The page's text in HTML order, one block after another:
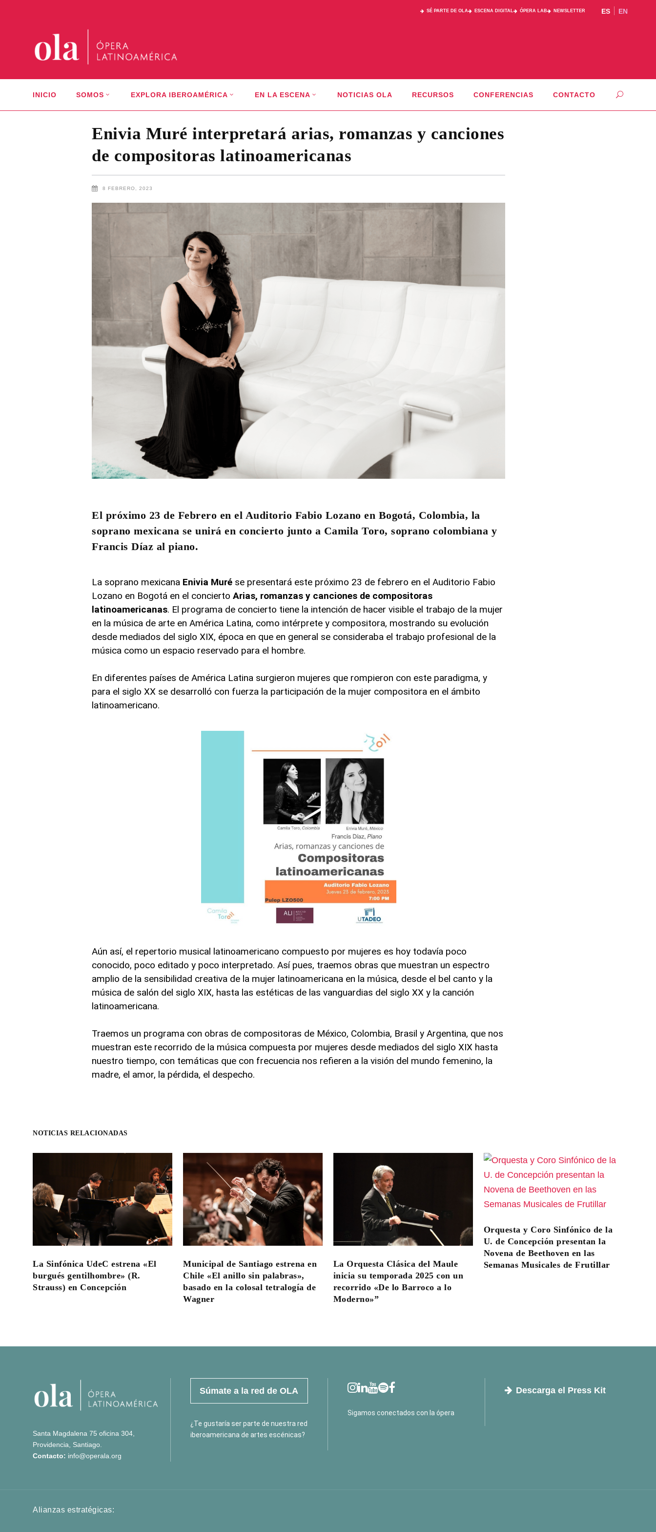
SÉ PARTE DE OLA ESCENA DIGITAL ÓPERA LAB NEWSLETTER ES EN
INICIO SOMOS EXPLORA IBEROAMÉRICA EN LA ESCENA NOTICIAS OLA RECURSOS CONFERENCIAS CONTACTO
Enivia Muré interpretará arias, romanzas y canciones
de compositoras latinoamericanas
8 FEBRERO, 2023
El próximo 23 de Febrero en el Auditorio Fabio Lozano en Bogotá, Colombia, la
soprano mexicana se unirá en concierto junto a Camila Toro, soprano colombiana y
Francis Díaz al piano.
La soprano mexicana Enivia Muré se presentará este próximo 23 de febrero en el Auditorio Fabio
Lozano en Bogotá en el conciertoArias, romanzas y canciones de compositoras
latinoamericanas. El programa de concierto tiene la intención de hacer visible el trabajo de la mujer
en la música de arte en América Latina, como intérprete y compositora, mostrando su evolución
desde mediados del siglo XIX, época en que en general se consideraba el trabajo profesional de la
música como un espacio reservado para el hombre.
En diferentes países de América Latina surgieron mujeres que rompieron con este paradigma, y
para el siglo XX se desarrolló con fuerza la participación de la mujer compositora en el ámbito
latinoamericano.
Aún así, el repertorio musical latinoamericano compuesto por mujeres es hoy todavía poco
conocido, poco editado y poco interpretado. Así pues, traemos obras que muestran un espectro
amplio de la sensibilidad creativa de la mujer latinoamericana en la música, desde el bel canto y la
música de salón del siglo XIX, hasta las estéticas de las vanguardias del siglo XX y la canción
latinoamericana.
Traemos un programa con obras de compositoras de México, Colombia, Brasil y Argentina, que nos
muestran este recorrido de la música compuesta por mujeres desde mediados del siglo XIX hasta
nuestro tiempo, con temáticas que con frecuencia nos refieren a la visión del mundo femenino, la
madre, el amor, la pérdida, el despecho.
NOTICIAS RELACIONADAS
La Sinfónica UdeC estrena «El
burgués gentilhombre» (R.
Strauss) en Concepción
Municipal de Santiago estrena en
Chile «El anillo sin palabras»,
basado en la colosal tetralogía de
Wagner
La Orquesta Clásica del Maule
inicia su temporada 2025 con un
recorrido «De lo Barroco a lo
Moderno»”
Orquesta y Coro Sinfónico de la
U. de Concepción presentan la
Novena de Beethoven en las
Semanas Musicales de Frutillar
Santa Magdalena 75 oficina 304,
Providencia, Santiago.
Contacto: info@operala.org
Súmate a la red de OLA
¿Te gustaría ser parte de nuestra red
iberoamericana de artes escénicas?
Sigamos conectados con la ópera
Descarga el Press Kit
Alianzas estratégicas: